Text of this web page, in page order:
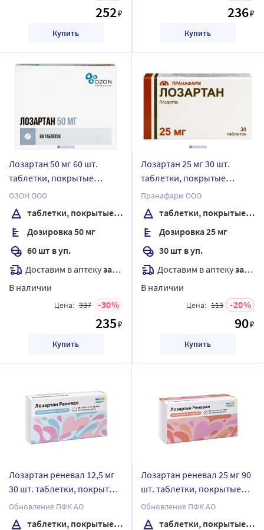
252₽
Купить
236₽
Купить
Лозартан 50 мг 60 шт.
таблетки, покрытые
пленочной оболочкой
ОЗОН ООО
таблетки, покрытые пленочной оболочкой
Дозировка 50 мг
60 шт в уп.
Доставим в аптекузавтра
В наличии
Цена: 337 30
235₽
Купить
Лозартан 25 мг 30 шт.
таблетки, покрытые
пленочной оболочкой
Пранафарм ООО
таблетки, покрытые пленочной оболочкой
Дозировка 25 мг
30 шт в уп.
Доставим в аптекузавтра
В наличии
Цена: 113 20
90₽
Купить
Лозартан реневал 12,5 мг
30 шт. таблетки, покрытые
пленочной оболочкой
Обновление ПФК АО
таблетки, покрытые пленочной оболочкой
Лозартан реневал 25 мг 90
шт. таблетки, покрытые
пленочной оболочкой
Обновление ПФК АО
таблетки, покрытые пленочной оболочкой